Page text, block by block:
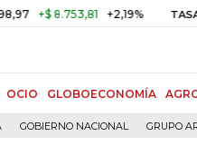
8.753,81 +2,19% TASA DE
OCIO GLOBOECONOMÍA
GOBIERNO NACIONAL GRUPO